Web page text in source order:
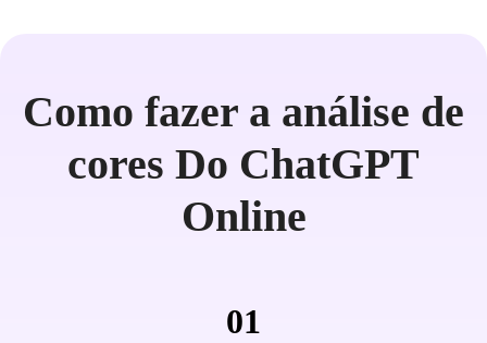
Como fazer a análise de
cores Do ChatGPT
Online
01